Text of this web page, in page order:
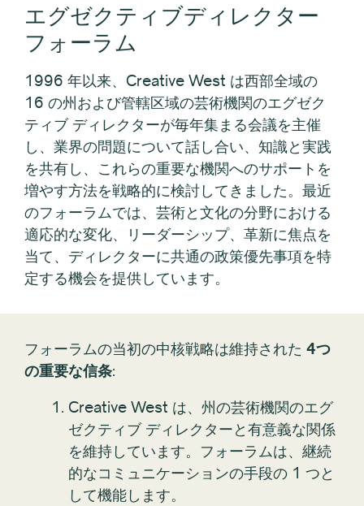
エグゼクティブディレクター
フォーラム
1996 年以来、Creative West は西部全域の
16 の州および管轄区域の芸術機関のエグゼク
ティブ ディレクターが毎年集まる会議を主催
し、業界の問題について話し合い、知識と実践
を共有し、これらの重要な機関へのサポートを
増やす方法を戦略的に検討してきました。最近
のフォーラムでは、芸術と文化の分野における
適応的な変化、リーダーシップ、革新に焦点を
当て、ディレクターに共通の政策優先事項を特
定する機会を提供しています。
フォーラムの当初の中核戦略は維持された 4つ
の重要な信条:
Creative West は、州の芸術機関のエグ
ゼクティブ ディレクターと有意義な関係
を維持しています。フォーラムは、継続
的なコミュニケーションの手段の 1 つと
して機能します。